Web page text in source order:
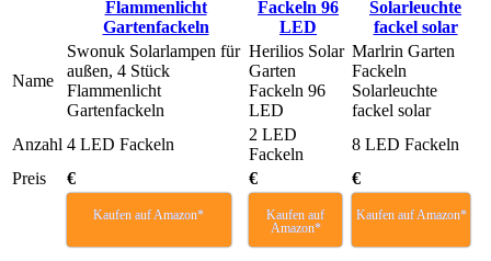
Name
Swonuk Solarlampen für
außen, 4 Stück
Flammenlicht
Gartenfackeln
Herilios Solar
Garten
Fackeln 96
LED
Marlrin Garten
Fackeln
Solarleuchte
fackel solar
Anzahl 4 LED Fackeln
2 LED
Fackeln
8 LED Fackeln
Preis
€ € €
Kaufen auf Amazon*
Kaufen auf
Amazon*
Kaufen auf Amazon*